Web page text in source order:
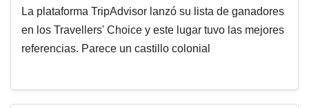
La plataforma TripAdvisor lanzó su lista de ganadores
en los Travellers' Choice y este lugar tuvo las mejores
referencias. Parece un castillo colonial